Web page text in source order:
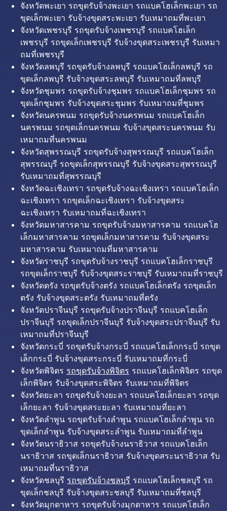
จังหวัดพะเยา รถขุดรับจ้างพะเยา รถแบคโฮเล็กพะเยา รถ
ขุดเล็กพะเยา รับจ้างขุดสระพะเยา รับเหมาถมที่พะเยา
จังหวัดเพชรบุรี รถขุดรับจ้างเพชรบุรี รถแบคโฮเล็ก
เพชรบุรี รถขุดเล็กเพชรบุรี รับจ้างขุดสระเพชรบุรี รับเหมา
ถมที่เพชรบุรี
จังหวัดลพบุรี รถขุดรับจ้างลพบุรี รถแบคโฮเล็กลพบุรี รถ
ขุดเล็กลพบุรี รับจ้างขุดสระลพบุรี รับเหมาถมที่ลพบุรี
จังหวัดชุมพร รถขุดรับจ้างชุมพร รถแบคโฮเล็กชุมพร รถ
ขุดเล็กชุมพร รับจ้างขุดสระชุมพร รับเหมาถมที่ชุมพร
จังหวัดนครพนม รถขุดรับจ้างนครพนม รถแบคโฮเล็ก
นครพนม รถขุดเล็กนครพนม รับจ้างขุดสระนครพนม รับ
เหมาถมที่นครพนม
จังหวัดสุพรรณบุรี รถขุดรับจ้างสุพรรณบุรี รถแบคโฮเล็ก
สุพรรณบุรี รถขุดเล็กสุพรรณบุรี รับจ้างขุดสระสุพรรณบุรี
รับเหมาถมที่สุพรรณบุรี
จังหวัดฉะเชิงเทรา รถขุดรับจ้างฉะเชิงเทรา รถแบคโฮเล็ก
ฉะเชิงเทรา รถขุดเล็กฉะเชิงเทรา รับจ้างขุดสระ
ฉะเชิงเทรา รับเหมาถมที่ฉะเชิงเทรา
จังหวัดมหาสารคาม รถขุดรับจ้างมหาสารคาม รถแบคโฮ
เล็กมหาสารคาม รถขุดเล็กมหาสารคาม รับจ้างขุดสระ
มหาสารคาม รับเหมาถมที่มหาสารคาม
จังหวัดราชบุรี รถขุดรับจ้างราชบุรี รถแบคโฮเล็กราชบุรี
รถขุดเล็กราชบุรี รับจ้างขุดสระราชบุรี รับเหมาถมที่ราชบุรี
จังหวัดตรัง รถขุดรับจ้างตรัง รถแบคโฮเล็กตรัง รถขุดเล็ก
ตรัง รับจ้างขุดสระตรัง รับเหมาถมที่ตรัง
จังหวัดปราจีนบุรี รถขุดรับจ้างปราจีนบุรี รถแบคโฮเล็ก
ปราจีนบุรี รถขุดเล็กปราจีนบุรี รับจ้างขุดสระปราจีนบุรี รับ
เหมาถมที่ปราจีนบุรี
จังหวัดกระบี่ รถขุดรับจ้างกระบี่ รถแบคโฮเล็กกระบี่ รถขุด
เล็กกระบี่ รับจ้างขุดสระกระบี่ รับเหมาถมที่กระบี่
จังหวัดพิจิตร รถขุดรับจ้างพิจิตร รถแบคโฮเล็กพิจิตร รถขุด
เล็กพิจิตร รับจ้างขุดสระพิจิตร รับเหมาถมที่พิจิตร
จังหวัดยะลา รถขุดรับจ้างยะลา รถแบคโฮเล็กยะลา รถขุด
เล็กยะลา รับจ้างขุดสระยะลา รับเหมาถมที่ยะลา
จังหวัดลำพูน รถขุดรับจ้างลำพูน รถแบคโฮเล็กลำพูน รถ
ขุดเล็กลำพูน รับจ้างขุดสระลำพูน รับเหมาถมที่ลำพูน
จังหวัดนราธิวาส รถขุดรับจ้างนราธิวาส รถแบคโฮเล็ก
นราธิวาส รถขุดเล็กนราธิวาส รับจ้างขุดสระนราธิวาส รับ
เหมาถมที่นราธิวาส
จังหวัดชลบุรี รถขุดรับจ้างชลบุรี รถแบคโฮเล็กชลบุรี รถ
ขุดเล็กชลบุรี รับจ้างขุดสระชลบุรี รับเหมาถมที่ชลบุรี
จังหวัดมุกดาหาร รถขุดรับจ้างมุกดาหาร รถแบคโฮเล็ก